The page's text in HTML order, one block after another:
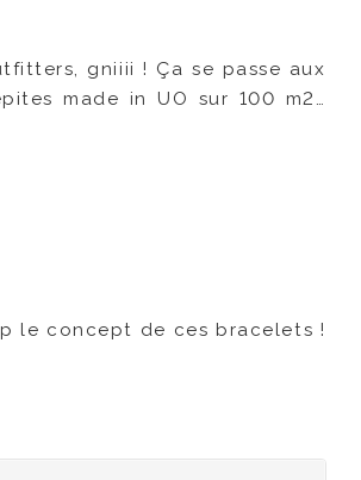
gniiii ! Ça se passe aux
made in UO sur 100 m2…
le concept de ces bracelets !